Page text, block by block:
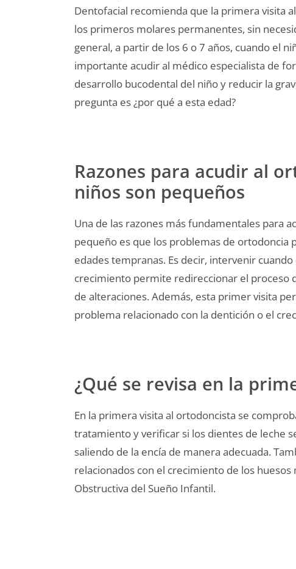
Dentofacial recomienda que la primera visita
los primeros molares permanentes, sin
general, a partir de los 6 o 7 años, cuando el
importante acudir al médico especialista de
desarrollo bucodental del niño y reducir la
pregunta es ¿por qué a esta edad?
Razones para acudir al
niños son pequeños
Una de las razones más fundamentales para
pequeño es que los problemas de
edades tempranas. Es decir, intervenir
crecimiento permite redireccionar el proceso
de alteraciones. Además, esta primer visita
problema relacionado con la dentición o el
¿Qué se revisa en la
En la primera visita al ortodoncista se
tratamiento y verificar si los dientes de leche
saliendo de la encía de manera adecuada.
relacionados con el crecimiento de los
Obstructiva del Sueño Infantil.